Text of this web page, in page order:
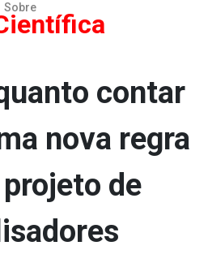
Sobre
contar
nova regra
de